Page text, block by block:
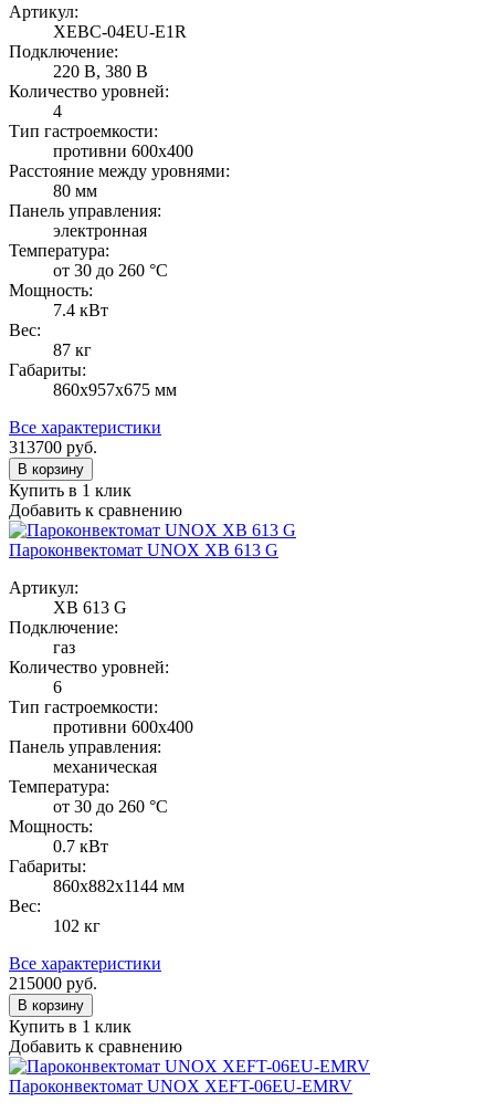
Артикул:
XEBC-04EU-E1R
Подключение:
220 В, 380 В
Количество уровней:
4
Тип гастроемкости:
противни 600х400
Расстояние между уровнями:
80 мм
Панель управления:
электронная
Температура:
от 30 до 260 °С
Мощность:
7.4 кВт
Вес:
87 кг
Габариты:
860х957х675 мм
Все характеристики
313700 руб.
В корзину
Купить в 1 клик
Добавить к сравнению
Пароконвектомат UNOX XB 613 G
Артикул:
XB 613 G
Подключение:
газ
Количество уровней:
6
Тип гастроемкости:
противни 600х400
Панель управления:
механическая
Температура:
от 30 до 260 °С
Мощность:
0.7 кВт
Габариты:
860х882х1144 мм
Вес:
102 кг
Все характеристики
215000 руб.
В корзину
Купить в 1 клик
Добавить к сравнению
Пароконвектомат UNOX XEFT-06EU-EMRV